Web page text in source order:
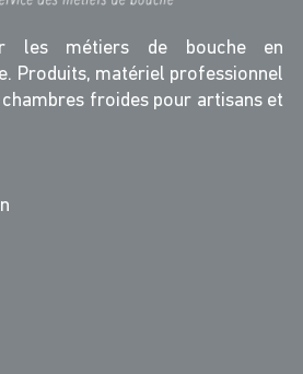
les métiers de bouche en
Produits, matériel professionnel
froides pour artisans et